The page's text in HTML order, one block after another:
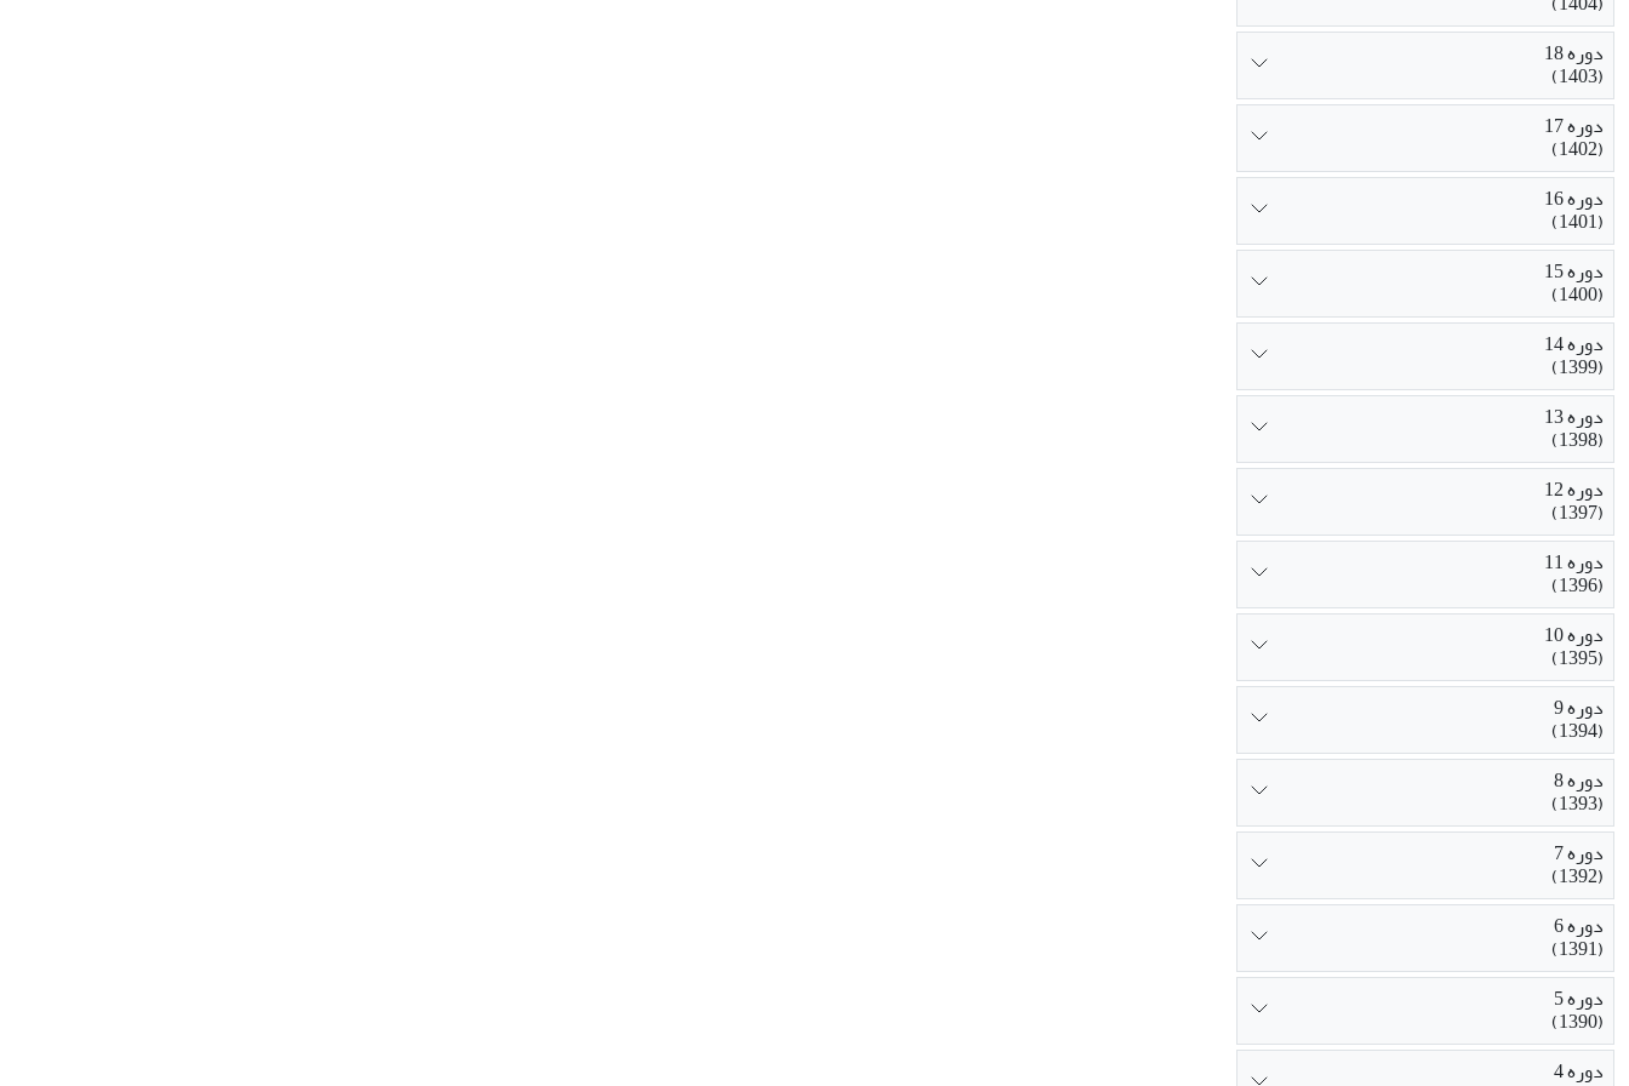
دوره 18
(1403)
دوره 17
(1402)
دوره 16
(1401)
دوره 15
(1400)
دوره 14
(1399)
دوره 13
(1398)
دوره 12
(1397)
دوره 11
(1396)
دوره 10
(1395)
دوره 9
(1394)
دوره 8
(1393)
دوره 7
(1392)
دوره 6
(1391)
دوره 5
(1390)
دوره 4